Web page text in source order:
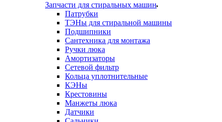
Запчасти для стиральных машин
Патрубки
ТЭНы для стиральной машины
Подшипники
Сантехника для монтажа
Ручки люка
Амортизаторы
Сетевой фильтр
Кольца уплотнительные
КЭНы
Крестовины
Манжеты люка
Датчики